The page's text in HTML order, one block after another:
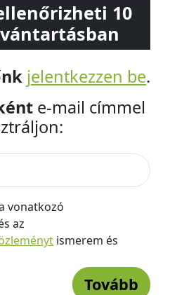
10
jelentkezzen be.
e-mail címmel
vonatkozó
az
ismerem és
Tovább